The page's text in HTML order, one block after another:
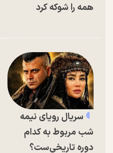
همه را شوکه کرد
سریال رویای نیمه
شب مربوط به کدام
دوره تاریخی‌ست؟